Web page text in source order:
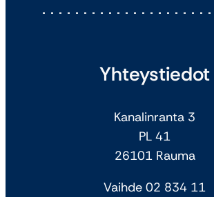
Yhteystiedot
Kanalinranta 3
PL 41
26101 Rauma
Vaihde 02 834 11